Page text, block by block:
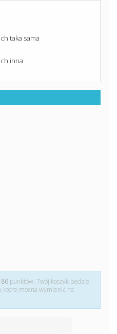
taka sama
inna
86 punktów. Twój koszyk będzie
które można wymienić na